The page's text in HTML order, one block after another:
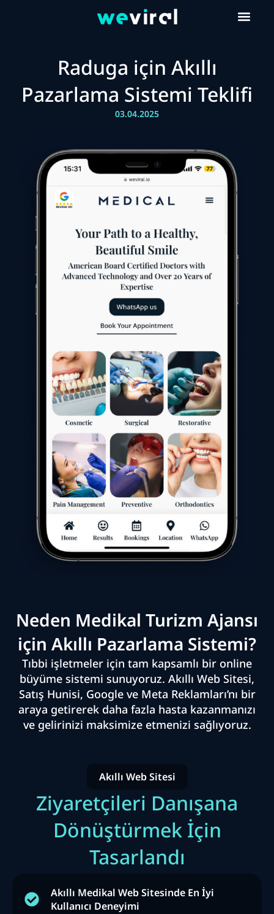
Raduga için Akıllı
Pazarlama Sistemi Teklifi
03.04.2025
Neden Medikal Turizm Ajansı
için Akıllı Pazarlama Sistemi?
Tıbbi işletmeler için tam kapsamlı bir online
büyüme sistemi sunuyoruz. Akıllı Web Sitesi,
Satış Hunisi, Google ve Meta Reklamları’nı bir
araya getirerek daha fazla hasta kazanmanızı
ve gelirinizi maksimize etmenizi sağlıyoruz.
Akıllı Web Sitesi
Ziyaretçileri Danışana
Dönüştürmek İçin
Tasarlandı
Akıllı Medikal Web Sitesinde En İyi
Kullanıcı Deneyimi